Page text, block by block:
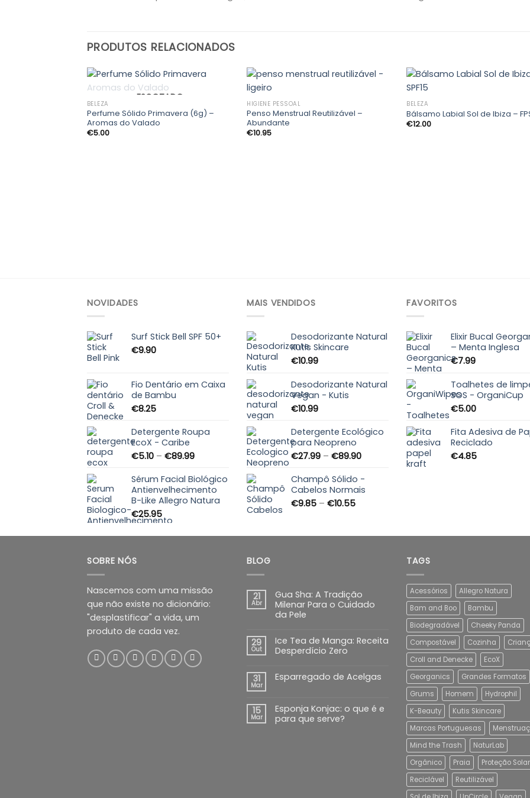
PRODUTOS RELACIONADOS
Adicionar
ESGOTADO
BELEZA
Perfume Sólido Primavera (6g) –
Aromas do Valado
€5.00
Adicionar
HIGIENE PESSOAL
Penso Menstrual Reutilizável –
Abundante
€10.95
BELEZA
Bálsamo Labial Sol de Ibiza –
€12.00
NOVIDADES
Surf Stick Bell SPF 50+
€9.90
Fio Dentário em Caixa
de Bambu
€8.25
Detergente Roupa
EcoX - Caribe
€5.10 – €89.99Price
€5.10
through
€89.99
Sérum Facial Biológico
Antienvelhecimento
B-Like Allegro Natura
€25.95
MAIS VENDIDOS
Desodorizante Natural
Kutis Skincare
€10.99
Desodorizante Natural
Vegan - Kutis
€10.99
Detergente Ecológico
para Neopreno
€27.99 – €89.90Price
€27.99
through
Champô Sólido -
Cabelos Normais
€9.85 – €10.55Price
through
FAVORITOS
Elixir Bucal
– Menta Inglesa
€7.99
Toalhetes de
SOS - OrganiCup
€5.00
Fita Adesiva de
Reciclado
€4.85
SOBRE NÓS
Nascemos com uma missão
que não existe no dicionário:
"desplastificar" a vida, um
produto de cada vez.
BLOG
21
Abr
Gua Sha: A Tradição
Milenar Para o Cuidado
da Pele
29
Out
Ice Tea de Manga: Receita
Desperdício Zero
31
Mar
Esparregado de Acelgas
15
Mar
Esponja Konjac: o que é e
para que serve?
TAGS
Acessórios
Allegro Natura
Bam and Boo
Bambu
Biodegradável
Cheeky Panda
Compostável
Cozinha
Croll and Denecke
EcoX
Georganics
Grandes Formatos
Grums
Homem
Hydrophil
K-Beauty
Kutis Skincare
Marcas Portuguesas
Mind the Trash
NaturLab
Orgânico
Praia
Proteção Solar
Reciclável
Reutilizável